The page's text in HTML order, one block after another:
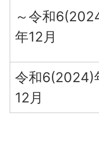
～令和
年12月
令和6(2024)
12月